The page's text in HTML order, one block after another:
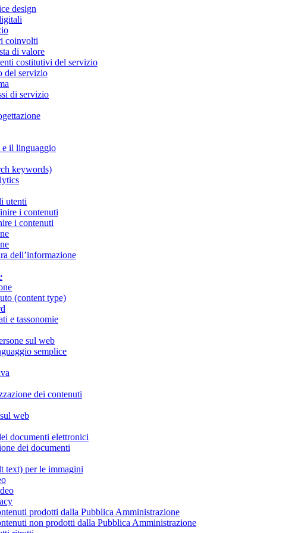
design
coinvolti
di valore
costitutivi del servizio
del servizio
di servizio
e il linguaggio
keywords)
utenti
i contenuti
i contenuti
dell’informazione
(content type)
e tassonomie
sul web
semplice
dei contenuti
web
documenti elettronici
dei documenti
text) per le immagini
prodotti dalla Pubblica Amministrazione
non prodotti dalla Pubblica Amministrazione